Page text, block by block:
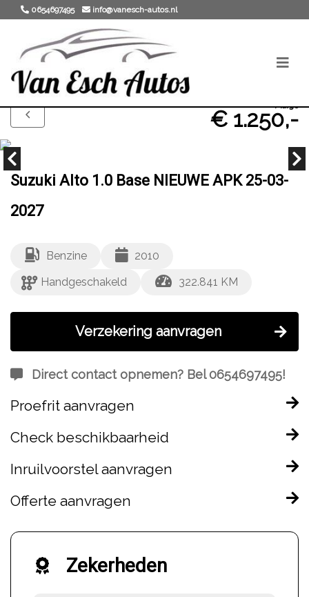
0654697495 info@vanesch-autos.nl
Marge
€ 1.250,-
Suzuki Alto 1.0 Base NIEUWE APK 25-03-
2027
Benzine
2010
Handgeschakeld
322.841 KM
Verzekering aanvragen
Direct contact opnemen? Bel 0654697495!
Proefrit aanvragen
Check beschikbaarheid
Inruilvoorstel aanvragen
Offerte aanvragen
Zekerheden